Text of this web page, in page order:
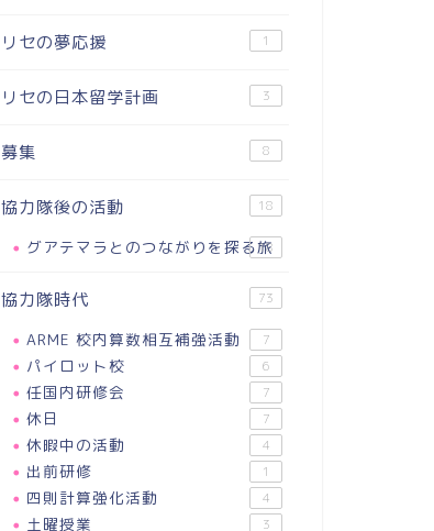
リセの夢応援 1
リセの日本留学計画 3
募集 8
協力隊後の活動 18
グアテマラとのつながりを探る旅
18
協力隊時代 73
ARME 校内算数相互補強活動 7
パイロット校 6
任国内研修会 7
休日 7
休暇中の活動 4
出前研修 1
四則計算強化活動 4
土曜授業 3